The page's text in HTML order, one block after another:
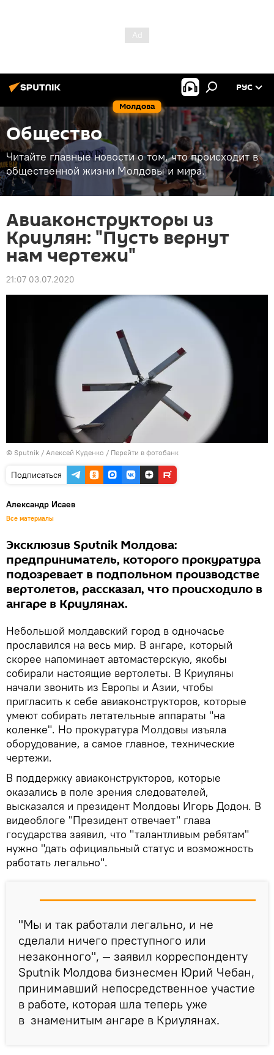
Молдова
РУС
Общество
Читайте главные новости о том, что происходит в
общественной жизни Молдовы и мира.
Авиаконструкторы из
Криулян: "Пусть вернут
нам чертежи"
21:07 03.07.2020
© Sputnik / Алексей Куденко / Перейти в фотобанк
Подписаться
Александр Исаев
Все материалы
Эксклюзив Sputnik Молдова:
предприниматель, которого прокуратура
подозревает в подпольном производстве
вертолетов, рассказал, что происходило в
ангаре в Криулянах.
Небольшой молдавский город в одночасье
прославился на весь мир. В ангаре, который
скорее напоминает автомастерскую, якобы
собирали настоящие вертолеты. В Криуляны
начали звонить из Европы и Азии, чтобы
пригласить к себе авиаконструкторов, которые
умеют собирать летательные аппараты "на
коленке". Но прокуратура Молдовы изъяла
оборудование, а самое главное, технические
чертежи.
В поддержку авиаконструкторов, которые
оказались в поле зрения следователей,
высказался и президент Молдовы Игорь Додон. В
видеоблоге "Президент отвечает" глава
государства заявил, что "талантливым ребятам"
нужно "дать официальный статус и возможность
работать легально".
"Мы и так работали легально, и не
сделали ничего преступного или
незаконного", — заявил корреспонденту
Sputnik Молдова бизнесмен Юрий Чебан,
принимавший непосредственное участие
в работе, которая шла теперь уже
в знаменитым ангаре в Криулянах.